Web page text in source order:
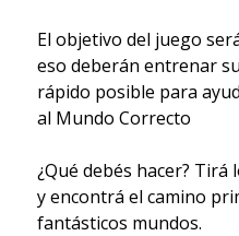
El objetivo del juego
eso deberán entrenar
rápido posible para
al Mundo Correcto
¿Qué debés hacer? Tirá
y encontrá el camino
fantásticos mundos.